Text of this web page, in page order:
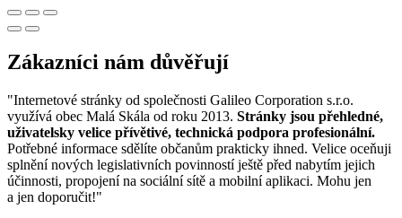
Zákazníci nám důvěřují
"Internetové stránky od společnosti Galileo Corporation s.r.o.
využívá obec Malá Skála od roku 2013. Stránky jsou přehledné,
uživatelsky velice přívětivé, technická podpora profesionální.
Potřebné informace sdělíte občanům prakticky ihned. Velice oceňuji
splnění nových legislativních povinností ještě před nabytím jejich
účinnosti, propojení na sociální sítě a mobilní aplikaci. Mohu jen
a jen doporučit!"